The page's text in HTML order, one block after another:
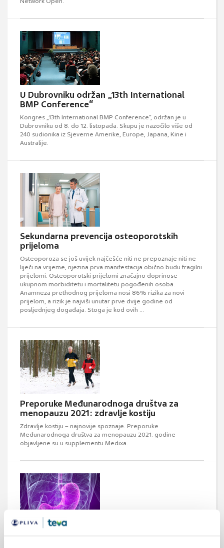
U Dubrovniku održan „13th International
BMP Conference“
Kongres „13th International BMP Conference“, održan je u
Dubrovniku od 8. do 12. listopada. Skupu je nazočilo više od
240 sudionika iz Sjeverne Amerike, Europe, Japana, Kine i
Australije.
Sekundarna prevencija osteoporotskih
prijeloma
Osteoporoza se još uvijek najčešće niti ne prepoznaje niti ne
liječi na vrijeme, njezina prva manifestacija obično budu fragilni
prijelomi. Osteoporotski prijelomi značajno doprinose
ukupnom morbiditetu i mortalitetu pogođenih osoba.
Anamneza prethodnog prijeloma nosi 86% rizika za novi
prijelom, a rizik je najviši unutar prve dvije godine od
posljednjeg događaja. Stoga je kod ovih ...
Preporuke Međunarodnoga društva za
menopauzu 2021: zdravlje kostiju
Zdravlje kostiju – najnovije spoznaje. Preporuke
Međunarodnoga društva za menopauzu 2021. godine
objavljene su u supplementu Medixa.